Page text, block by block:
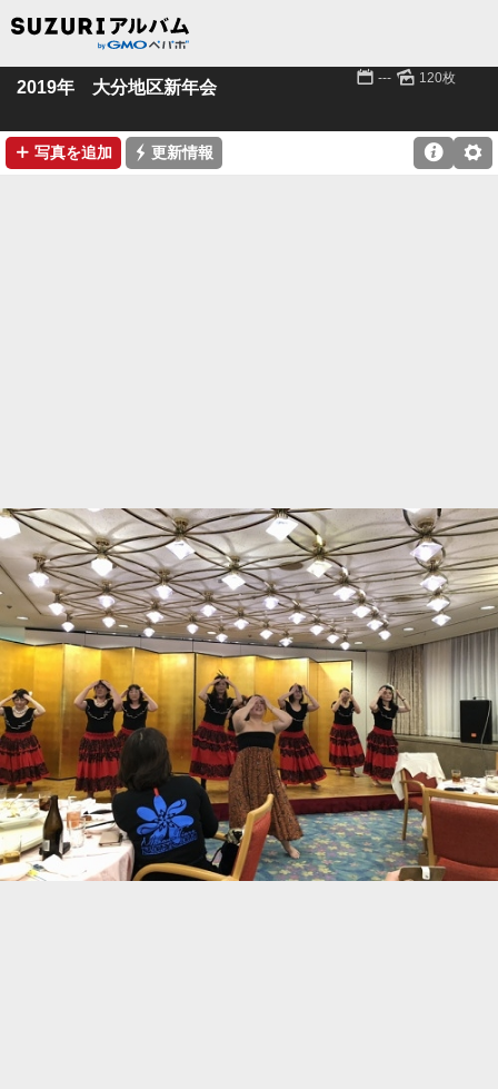
2019年 大分地区新年会 📅 --- 🌄 120枚
➕ 写真を追加 ⚡ 更新情報 ⚙
